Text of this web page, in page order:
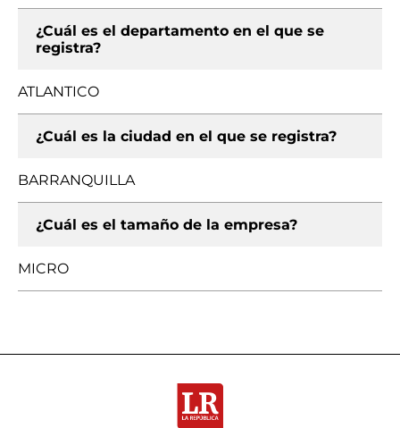
¿Cuál es el departamento en el que se
registra?
ATLANTICO
¿Cuál es la ciudad en el que se registra?
BARRANQUILLA
¿Cuál es el tamaño de la empresa?
MICRO